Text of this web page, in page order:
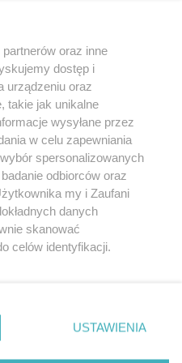
Prywatność
Praca Łódź
Youtube.com
oraz inne
dostęp i
urządzeniu oraz
takie jak unikalne
wysyłane przez
w celu zapewniania
spersonalizowanych
odbiorców oraz
my i Zaufani
danych
skanować
celów identyfikacji.
ustawień prywatności
rogu strony
. Niektóre
USTAWIENIA